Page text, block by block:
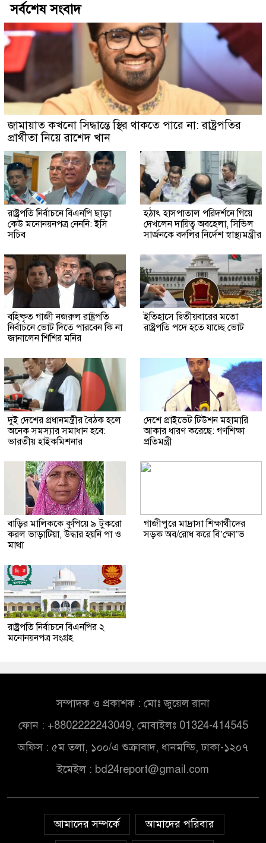
সর্বশেষ সংবাদ
জামায়াত কখনো সিদ্ধান্তে স্থির থাকতে পারে না: রাষ্ট্রপতির
প্রার্থীতা নিয়ে রাশেদ খান
রাষ্ট্রপতি নির্বাচনে বিএনপি ছাড়া
কেউ মনোনয়নপত্র নেননি: ইসি
সচিব
হঠাৎ হাসপাতাল পরিদর্শনে গিয়ে
দেখলেন দায়িত্ব অবহেলা, সিভিল
সার্জনকে বদলির নির্দেশ স্বাস্থ্যমন্ত্রীর
বহিষ্কৃত গাজী নজরুল রাষ্ট্রপতি
নির্বাচনে ভোট দিতে পারবেন কি না
জানালেন শিশির মনির
ইতিহাসে দ্বিতীয়বারের মতো
রাষ্ট্রপতি পদে হতে যাচ্ছে ভোট
দুই দেশের প্রধানমন্ত্রীর বৈঠক হলে
অনেক সমস্যার সমাধান হবে:
ভারতীয় হাইকমিশনার
দেশে প্রাইভেট টিউশন মহামারি
আকার ধারণ করেছে: গণশিক্ষা
প্রতিমন্ত্রী
বাড়ির মালিককে কুপিয়ে ৯ টুকরো
করল ভাড়াটিয়া, উদ্ধার হয়নি পা ও
মাথা
গাজীপুরে মাদ্রাসা শিক্ষার্থীদের
সড়ক অব/রোধ করে বি’ক্ষো’ভ
রাষ্ট্রপতি নির্বাচনে বিএনপির ২
মনোনয়নপত্র সংগ্রহ
সম্পাদক ও প্রকাশক : মোঃ জুয়েল রানা
ফোন : +8802222243049, মোবাইলঃ 01324-414545
অফিস : ৫ম তলা, ১০০/এ শুক্রাবাদ, ধানমন্ডি, ঢাকা-১২০৭
ইমেইল : bd24report@gmail.com
আমাদের সম্পর্কে আমাদের পরিবার